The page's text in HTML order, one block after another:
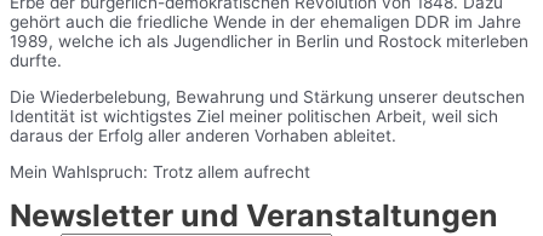
gehört auch die friedliche Wende in der ehemaligen DDR im Jahre
1989, welche ich als Jugendlicher in Berlin und Rostock miterleben
durfte.
Die Wiederbelebung, Bewahrung und Stärkung unserer deutschen
Identität ist wichtigstes Ziel meiner politischen Arbeit, weil sich
daraus der Erfolg aller anderen Vorhaben ableitet.
Mein Wahlspruch: Trotz allem aufrecht
Newsletter und Veranstaltungen